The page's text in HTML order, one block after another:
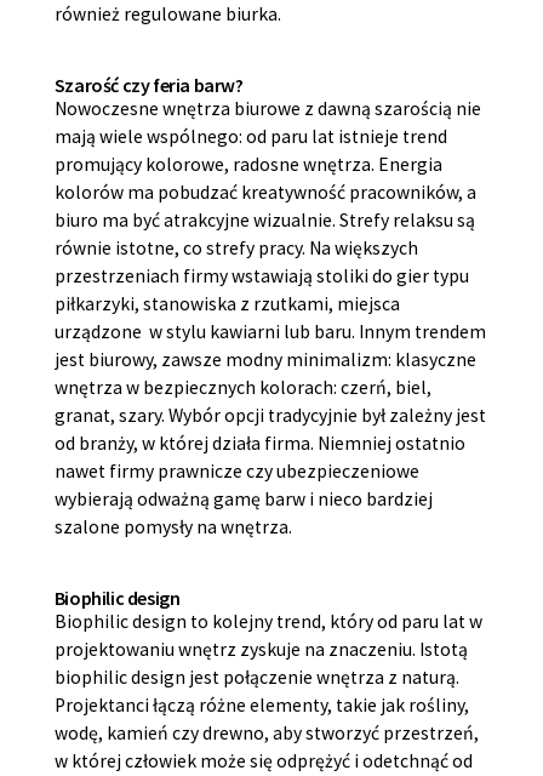
również regulowane biurka.
Szarość czy feria barw?
Nowoczesne wnętrza biurowe z dawną szarością nie
mają wiele wspólnego: od paru lat istnieje trend
promujący kolorowe, radosne wnętrza. Energia
kolorów ma pobudzać kreatywność pracowników, a
biuro ma być atrakcyjne wizualnie. Strefy relaksu są
równie istotne, co strefy pracy. Na większych
przestrzeniach firmy wstawiają stoliki do gier typu
piłkarzyki, stanowiska z rzutkami, miejsca
urządzone w stylu kawiarni lub baru. Innym trendem
jest biurowy, zawsze modny minimalizm: klasyczne
wnętrza w bezpiecznych kolorach: czerń, biel,
granat, szary. Wybór opcji tradycyjnie był zależny jest
od branży, w której działa firma. Niemniej ostatnio
nawet firmy prawnicze czy ubezpieczeniowe
wybierają odważną gamę barw i nieco bardziej
szalone pomysły na wnętrza.
Biophilic design
Biophilic design to kolejny trend, który od paru lat w
projektowaniu wnętrz zyskuje na znaczeniu. Istotą
biophilic design jest połączenie wnętrza z naturą.
Projektanci łączą różne elementy, takie jak rośliny,
wodę, kamień czy drewno, aby stworzyć przestrzeń,
w której człowiek może się odprężyć i odetchnąć od